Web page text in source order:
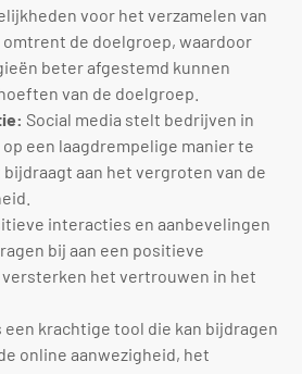
voor het verzamelen van
de doelgroep, waardoor
beter afgestemd kunnen
van de doelgroep.
Social media stelt bedrijven in
een laagdrempelige manier te
aan het vergroten van de
interacties en aanbevelingen
bij aan een positieve
het vertrouwen in het
een krachtige tool die kan bijdragen
online aanwezigheid, het